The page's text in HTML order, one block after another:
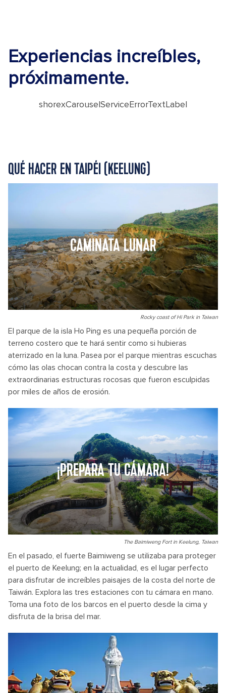
Experiencias increíbles,
próximamente.
shorexCarouselServiceErrorTextLabel
QUÉ HACER EN TAIPÉI (KEELUNG)
CAMINATA LUNAR
Rocky coast of Hi Park in Taiwan
El parque de la isla Ho Ping es una pequeña porción de
terreno costero que te hará sentir como si hubieras
aterrizado en la luna. Pasea por el parque mientras escuchas
cómo las olas chocan contra la costa y descubre las
extraordinarias estructuras rocosas que fueron esculpidas
por miles de años de erosión.
¡PREPARA TU CÁMARA!
The Baimiweng Fort in Keelung, Taiwan
En el pasado, el fuerte Baimiweng se utilizaba para proteger
el puerto de Keelung; en la actualidad, es el lugar perfecto
para disfrutar de increíbles paisajes de la costa del norte de
Taiwán. Explora las tres estaciones con tu cámara en mano.
Toma una foto de los barcos en el puerto desde la cima y
disfruta de la brisa del mar.